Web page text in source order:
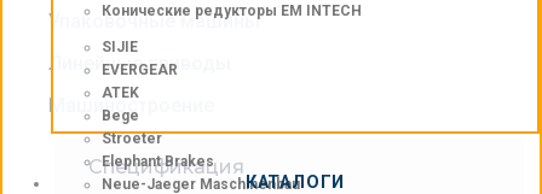
Конические редукторы EM INTECH
SIJIE
EVERGEAR
ATEK
Bege
Stroeter
Elephant Brakes
Neue-Jaeger Maschinenbau
КАТАЛОГИ
Упаковочные машины
Линейные приводы
Машиностроение
Спецификация